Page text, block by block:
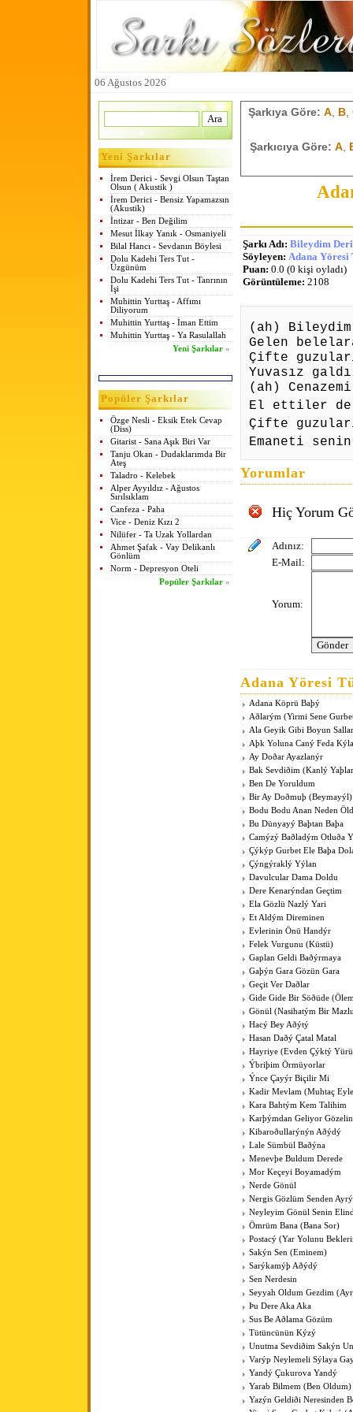
06 Ağustos 2026
Yeni Şarkılar
İrem Derici - Sevgi Olsun Taştan
Olsun ( Akustik )
İrem Derici - Bensiz Yapamazsın
(Akustik)
İntizar - Ben Değilim
Mesut İlkay Yanık - Osmaniyeli
Bilal Hancı - Sevdanın Böylesi
Dolu Kadehi Ters Tut -
Üzgünüm
Dolu Kadehi Ters Tut - Tanrının
İşi
Muhittin Yurttaş - Affımı
Diliyorum
Muhittin Yurttaş - İman Ettim
Muhittin Yurttaş - Ya Rasulallah
Yeni Şarkılar »
Popüler Şarkılar
Özge Nesli - Eksik Etek Cevap
(Diss)
Gitarist - Sana Aşık Biri Var
Tanju Okan - Dudaklarımda Bir
Ateş
Taladro - Kelebek
Alper Ayyıldız - Ağustos
Sırılsıklam
Canfeza - Paha
Vice - Deniz Kızı 2
Nilüfer - Ta Uzak Yollardan
Ahmet Şafak - Vay Delikanlı
Gönlüm
Norm - Depresyon Oteli
Popüler Şarkılar »
Şarkıya Göre: A, B,
Şarkıcıya Göre: A,
Şarkı Adı: Bileydim
Söyleyen: Adana
Puan: 0.0 (0 kişi oyladı)
Görüntüleme: 2108
(ah) Bileydim
Gelen
Çifte
Yuvasız
(ah)
El ettiler de
Çifte
Emaneti
Yorumlar
Hiç Yorum
Adınız:
E-Mail:
Yorum:
Adana Yöresi
Adana Köprü Baþý
Aðlarým (Yirmi Sene
Ala Geyik Gibi Boyun
Aþk Yoluna Caný Feda
Ay Doðar Ayazlanýr
Bak Sevdiðim (Kanlý
Ben De Yoruldum
Bir Ay Doðmuþ (Beymayýl)
Bodu Bodu Anan Neden
Bu Dünyayý Baþtan Baþa
Camýzý Baðladým Otluða
Çýkýp Gurbet Ele Baþa
Çýngýraklý Yýlan
Davulcular Dama Doldu
Dere Kenarýndan Geçtim
Ela Gözlü Nazlý Yari
Et Aldým Direminen
Evlerinin Önü Handýr
Felek Vurgunu (Küstü)
Gaplan Geldi Baðýrmaya
Gaþýn Gara Gözün Gara
Geçit Ver Daðlar
Gide Gide Bir Söðüde
Gönül (Nasihatým Bir
Hacý Bey Aðýtý
Hasan Daðý Çatal Matal
Hayriye (Evden Çýktý
Ýbriþim Örmüyorlar
Ýnce Çayýr Biçilir Mi
Kadir Mevlam (Muhtaç
Kara Bahtým Kem Talihim
Karþýmdan Geliyor
Kibaroðullarýnýn Aðýdý
Lale Sümbül Baðýna
Menevþe Buldum Derede
Mor Keçeyi Boyamadým
Nerde Gönül
Nergis Gözlüm Senden
Neyleyim Gönül Senin
Ömrüm Bana (Bana Sor)
Postacý (Yar Yolunu
Sakýn Sen (Eminem)
Sarýkamýþ Aðýdý
Sen Nerdesin
Seyyah Oldum Gezdim
Þu Dere Aka Aka
Sus Be Aðlama Gözüm
Tütüncünün Kýzý
Unutma Sevdiðim Sakýn
Varýp Neylemeli Sýlaya
Yandý Çukurova Yandý
Yarab Bilmem (Ben Oldum)
Yazýn Geldiði Neresinden